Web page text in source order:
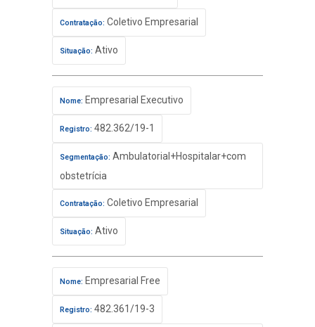
Contratação: Coletivo Empresarial
Situação: Ativo
Nome: Empresarial Executivo
Registro: 482.362/19-1
Segmentação: Ambulatorial+Hospitalar+com
obstetrícia
Contratação: Coletivo Empresarial
Situação: Ativo
Nome: Empresarial Free
Registro: 482.361/19-3